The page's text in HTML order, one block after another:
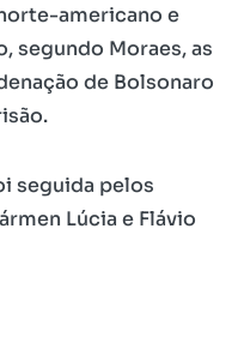
americano e
segundo Moraes, as
de Bolsonaro
seguida pelos
Lúcia e Flávio